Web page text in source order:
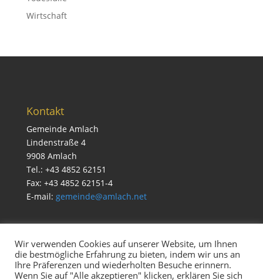
Wirtschaft
Kontakt
Gemeinde Amlach
Lindenstraße 4
9908 Amlach
Tel.: +43 4852 62151
Fax: +43 4852 62151-4
E-mail: gemeinde@amlach.net
Service
Impressum & Datenschutz
Wir verwenden Cookies auf unserer Website, um Ihnen
die bestmögliche Erfahrung zu bieten, indem wir uns an
Ihre Präferenzen und wiederholten Besuche erinnern.
Wenn Sie auf "Alle akzeptieren" klicken, erklären Sie sich